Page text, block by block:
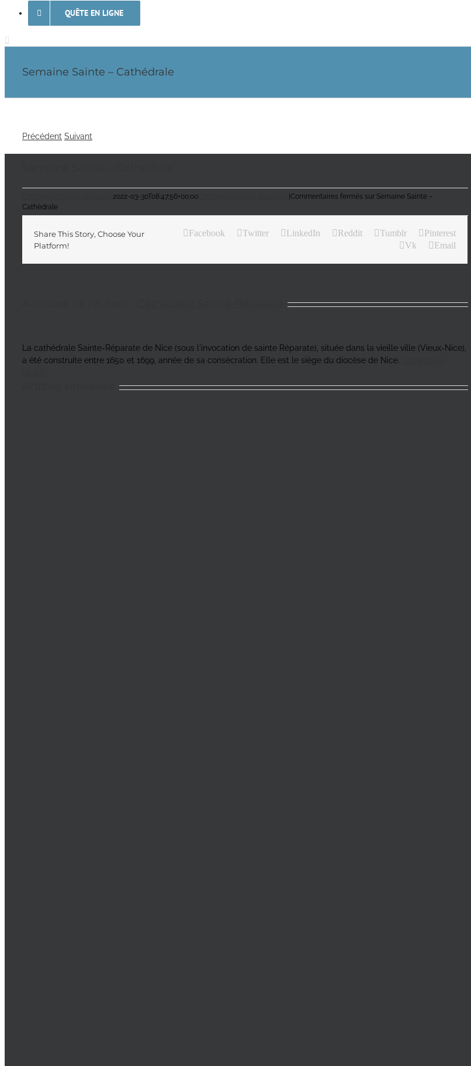
QUÊTE EN LIGNE
Semaine Sainte – Cathédrale
Précédent Suivant
2022-03-30T08:47:56+00:00 Commentaires fermés sur Semaine Sainte –
Cathédrale
Share This Story, Choose Your
Platform!
Facebook Twitter LinkedIn Reddit Tumblr
Pinterest
Vk
Email
La cathédrale Sainte-Réparate de Nice (sous l'invocation de sainte Réparate), située dans la vieille ville (Vieux-Nice),
a été construite entre 1650 et 1699, année de sa consécration. Elle est le siège du diocèse de Nice.